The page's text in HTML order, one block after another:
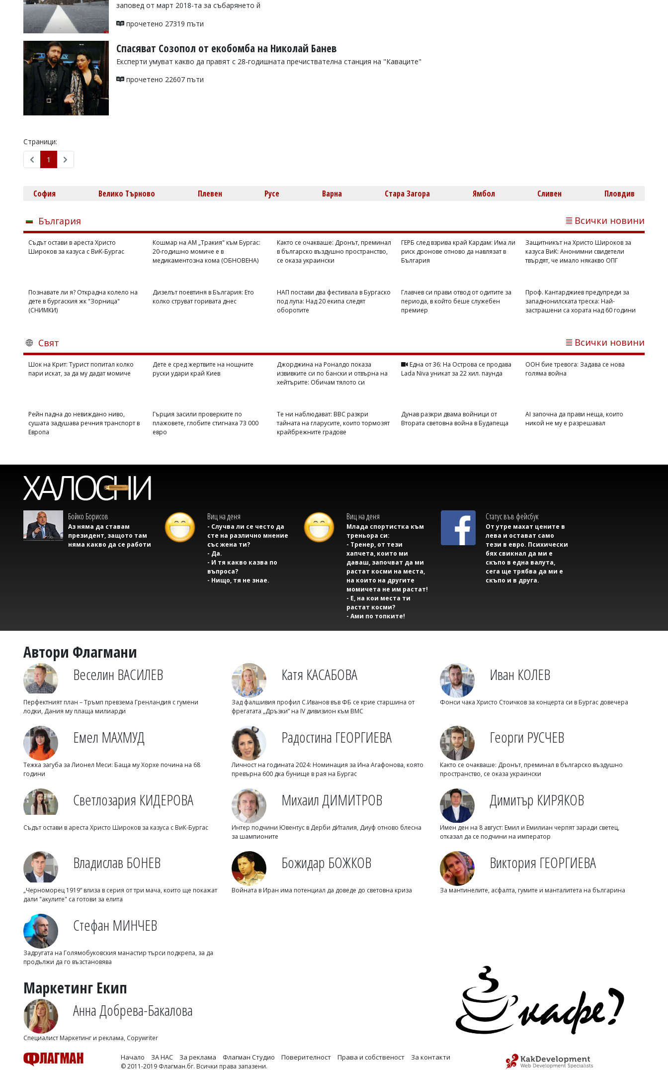
заповед от март 2018-та за събарянето й
прочетено 27319 пъти
Спасяват Созопол от екобомба на Николай Банев
Експерти умуват какво да правят с 28-годишната пречиствателна станция на "Каваците"
прочетено 22607 пъти
Страници:
1
Флагман.БГ
Google реже Gmail: Популярна функция
за изпращане на имейли спира от
Флагман.БГ
Бум на външен отит след морето:
Лекари предупреждават за ухото на
На косъм от трагедия на
Подбалканския път: Камион спука
Дизелът поевтиня в България: Ето
Светлозария КИДЕРОВА
премиер
София Велико Търново Плевен Русе Варна Стара Загора Ямбол Сливен Пловдив
България Всички новини
Съдът остави в ареста Христо
Широков за казуса с ВиК-Бургас
Кошмар на АМ „Тракия" към Бургас:
20-годишно момиче е в
медикаментозна кома (ОБНОВЕНА)
Както се очакваше: Дронът, преминал
в българско въздушно пространство,
се оказа украински
ГЕРБ след взрива край Кардам: Има ли
риск дронове отново да навлязат в
България
Защитникът на Христо Широков за
казуса ВиК: Анонимни свидетели
твърдят, че имало някакво ОПГ
Познавате ли я? Открадна колело на
дете в бургаския жк "Зорница"
(СНИМКИ)
Дизелът поевтиня в България: Ето
колко струват горивата днес
НАП постави два фестивала в Бургаско
под лупа: Над 20 екипа следят
оборотите
Главчев си прави отвод от одитите за
периода, в който беше служебен
премиер
Проф. Кантарджиев предупреди за
западнонилската треска: Най-
застрашени са хората над 60 години
Свят Всички новини
Шок на Крит: Турист попитал колко
пари искат, за да му дадат момиче
Дете е сред жертвите на нощните
руски удари край Киев
Джорджина на Роналдо показа
извивките си по бански и отвърна на
хейтърите: Обичам тялото си
Една от 36: На Острова се продава
Lada Niva уникат за 22 хил. паунда
ООН бие тревога: Задава се нова
голяма война
Рейн падна до невиждано ниво,
сушата задушава речния транспорт в
Европа
Гърция засили проверките по
плажовете, глобите стигнаха 73 000
евро
Те ни наблюдават: BBC разкри
тайната на гларусите, които тормозят
крайбрежните градове
Дунав разкри двама войници от
Втората световна война в Будапеща
AI започна да прави неща, които
никой не му е разрешавал
Бойко Борисов
Аз няма да ставам
президент, защото там
няма какво да се работи
Виц на деня
- Случва ли се често да
сте на различно мнение
със жена ти?
- Да.
- И тя какво казва по
въпроса?
- Нищо, тя не знае.
Виц на деня
Млада спортистка към
треньора си:
- Тренер, от тези
хапчета, които ми
даваш, започват да ми
растат косми на места,
на които на другите
момичета не им растат!
- Е, на кои места ти
растат косми?
- Ами по топките!
Статус във фейсбук
От утре махат цените в
лева и остават само
тези в евро. Психически
бях свикнал да ми е
скъпо в една валута,
сега ще трябва да ми е
скъпо и в друга.
Автори Флагмани
Веселин ВАСИЛЕВ
Перфектният план – Тръмп превзема Гренландия с гумени
лодки, Дания му плаща милиарди
Катя КАСАБОВА
Зад фалшивия профил С.Иванов във ФБ се крие старшина от
фрегатата „Дръзки” на IV дивизион към ВМС
Иван КОЛЕВ
Фонси чака Христо Стоичков за концерта си в Бургас довечера
Емел МАХМУД
Тежка загуба за Лионел Меси: Баща му Хорхе почина на 68
години
Радостина ГЕОРГИЕВА
Личност на годината 2024: Номинация за Ина Агафонова, която
превърна 600 дка бунище в рая на Бургас
Георги РУСЧЕВ
Както се очакваше: Дронът, преминал в българско въздушно
пространство, се оказа украински
Светлозария КИДЕРОВА
Съдът остави в ареста Христо Широков за казуса с ВиК-Бургас
Михаил ДИМИТРОВ
Интер подчини Ювентус в Дерби дИталия, Диуф отново блесна
за шампионите
Димитър КИРЯКОВ
Имен ден на 8 август: Емил и Емилиан черпят заради светец,
отказал да се подчини на император
Владислав БОНЕВ
„Черноморец 1919“ влиза в серия от три мача, които ще покажат
дали "акулите" са готови за елита
Божидар БОЖКОВ
Войната в Иран има потенциал да доведе до световна криза
Виктория ГЕОРГИЕВА
За мантинелите, асфалта, гумите и манталитета на българина
Стефан МИНЧЕВ
Задругата на Голямобуковския манастир търси подкрепа, за да
продължи да го възстановява
Маркетинг Екип
Анна Добрева-Бакалова
Специалист Маркетинг и реклама, Copywriter
Начало ЗА НАС За реклама Флагман Студио Поверителност Права и собственост За контакти
© 2011-2019 Флагман.бг. Всички права запазени.